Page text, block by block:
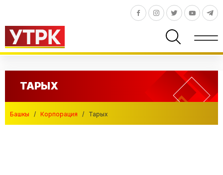
ТАРЫХ
Башкы / Корпорация / Тарых